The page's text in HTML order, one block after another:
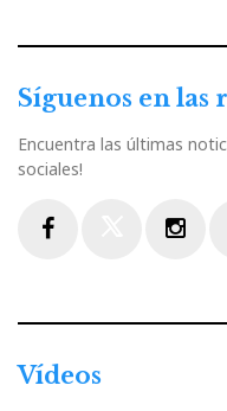
Síguenos en las
Encuentra las últimas
sociales!
Vídeos